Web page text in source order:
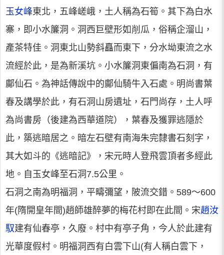
玉女峰東北，五峰嵯峨，土人稱為石筍。其下為白水
寨，即小水簾洞。洞西巨壁形如削瓜，俗稱企溜山，
產茶特佳。洞東北山勢斜矗而東下，分水坳東流之水
流經於此，是為新溪坑。小水簾洞東偏南為石洞，有
鄺仙石。為神話傳說中的鄺仙騎牛入石處。明尚書葉
春及講學於此，有石洞山房遺址，石門尚存，土人呼
為尚書房（後建為西華道院），葉春及獲罪逃隱於
此，築逃暗居之。暗左石壁有南海朱完隸書石刻字，
其大如斗的《逃暗記》，宋元時人登飛雲頂者多經此
地。自玉女峰至石洞7.5公里。
石洞之南為明福洞，平疇彌望，陂流交錯。589～600
年(隋開皇年間)趙師雄醉夢的梅花村即在此間。宋趙汝
馭建有仙春亭，久廢。村中有亭子角，今人於此建有
光華度假村。明福洞西有白雲下山(有人稱白雲下，